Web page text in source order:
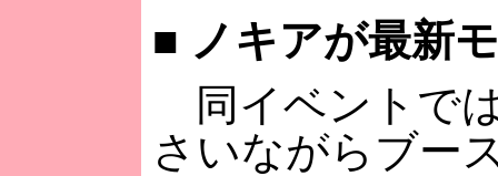
■ ノキアが最新
同イベントで
さいながらブー